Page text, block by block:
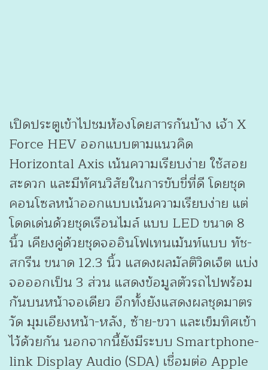
เปิดประตูเข้าไปชมห้องโดยสารกันบ้าง เจ้า X
Force HEV ออกแบบตามแนวคิด
Horizontal Axis เน้นความเรียบง่าย ใช้สอย
สะดวก และมีทัศนวิสัยในการขับขี่ที่ดี โดยชุด
คอนโซลหน้าออกแบบเน้นความเรียบง่าย แต่
โดดเด่นด้วยชุดเรีอนไมล์ แบบ LED ขนาด 8
นิ้ว เคียงคู่ด้วยชุดจออินโฟเทนเม้นท์แบบ ทัช-
สกรีน ขนาด 12.3 นิ้ว แสดงผลมัลติวิดเจ็ต แบ่ง
จอออกเป็น 3 ส่วน แสดงข้อมูลตัวรถไปพร้อม
กันบนหน้าจอเดียว อีกทั้งยังแสดงผลชุดมาตร
วัด มุมเอียงหน้า-หลัง, ซ้าย-ขวา และเข็มทิศเข้า
ไว้ด้วยกัน นอกจากนี้ยังมีระบบ Smartphone-
link Display Audio (SDA) เชื่อมต่อ Apple